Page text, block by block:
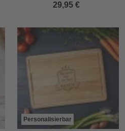
29,95 €
Personalisierbar